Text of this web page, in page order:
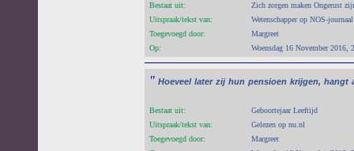
Bestaat uit:
Zich zorgen maken Ongerust
Uitspraak/tekst van:
Wetenschapper op NOS-journaal
Toegevoegd door:
Margreet
Op:
Woensdag 16 November 2016,
" Hoeveel later zij hun pensioen krijgen, hangt
Bestaat uit:
Geboortejaar Leeftijd
Uitspraak/tekst van:
Gelezen op nu.nl
Toegevoegd door:
Margreet